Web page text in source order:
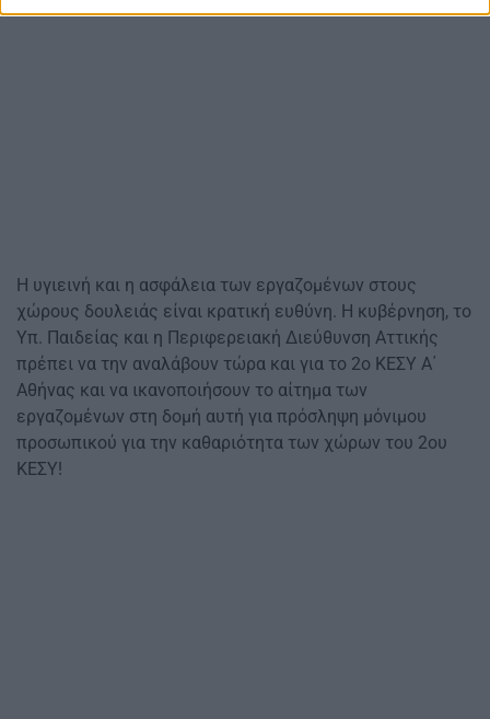
Η υγιεινή και η ασφάλεια των εργαζομένων στους
χώρους δουλειάς είναι κρατική ευθύνη. Η κυβέρνηση, το
Υπ. Παιδείας και η Περιφερειακή Διεύθυνση Αττικής
πρέπει να την αναλάβουν τώρα και για το 2ο ΚΕΣΥ Α΄
Αθήνας και να ικανοποιήσουν το αίτημα των
εργαζομένων στη δομή αυτή για πρόσληψη μόνιμου
προσωπικού για την καθαριότητα των χώρων του 2ου
ΚΕΣΥ!